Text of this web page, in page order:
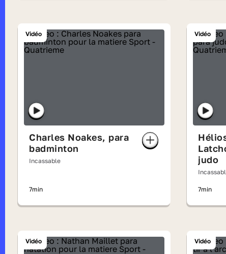
Vidéo
Charles Noakes, para
badminton
Incassable
7min
Vidéo
judo
7min
Vidéo Vidéo